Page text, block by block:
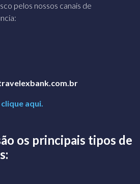
pelos nossos canais de
clique aqui.
os principais tipos de